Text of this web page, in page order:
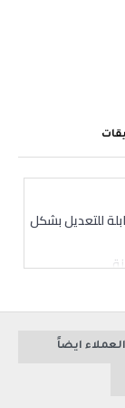
للتعديل بشكل
ايضاً